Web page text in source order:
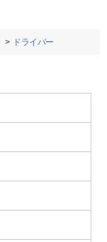
ドライバー